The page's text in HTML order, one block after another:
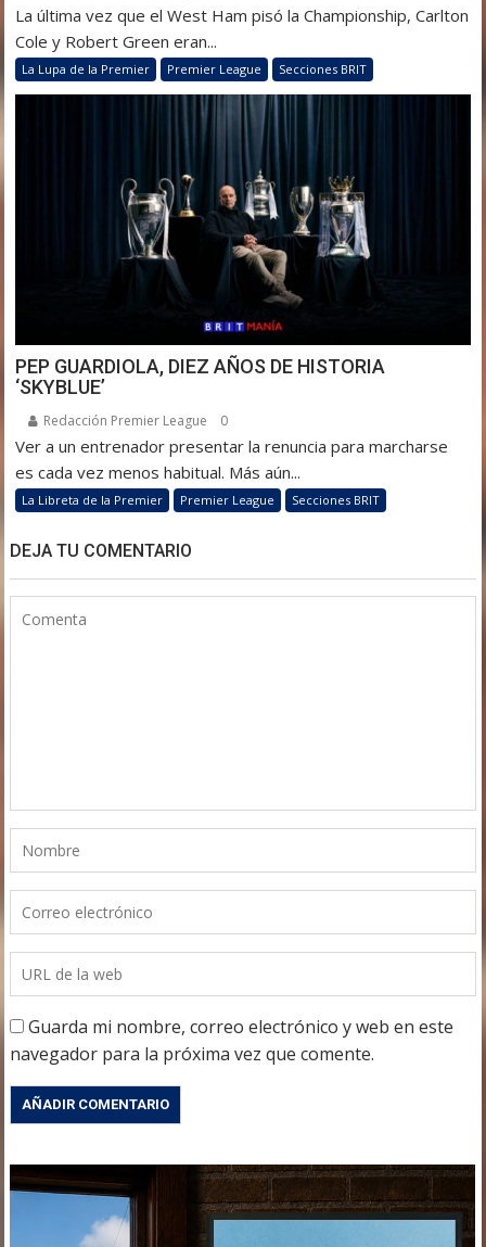
La última vez que el West Ham pisó la Championship, Carlton
Cole y Robert Green eran...
La Lupa de la Premier Premier League Secciones BRIT
PEP GUARDIOLA, DIEZ AÑOS DE HISTORIA
‘SKYBLUE’
Redacción Premier League 0
Ver a un entrenador presentar la renuncia para marcharse
es cada vez menos habitual. Más aún...
La Libreta de la Premier Premier League Secciones BRIT
DEJA TU COMENTARIO
Guarda mi nombre, correo electrónico y web en este
navegador para la próxima vez que comente.